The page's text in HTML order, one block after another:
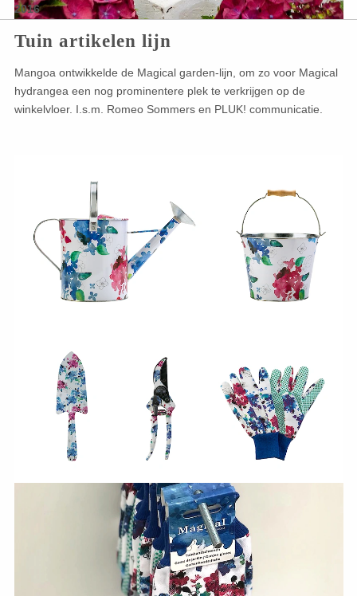
2016
Tuin artikelen lijn
Mangoa ontwikkelde de Magical garden-lijn, om zo voor Magical
hydrangea een nog prominentere plek te verkrijgen op de
winkelvloer. I.s.m. Romeo Sommers en PLUK! communicatie.